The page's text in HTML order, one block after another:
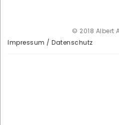
© 2018 Albert
Impressum / Datenschutz